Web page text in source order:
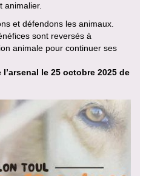
animalier.
et défendons les animaux.
sont reversés à
animale pour continuer ses
le 25 octobre 2025 de